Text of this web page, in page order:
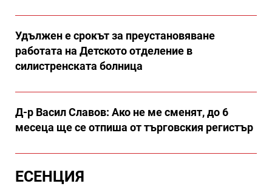
Удължен е срокът за преустановяване
работата на Детското отделение в
силистренската болница
Д-р Васил Славов: Ако не ме сменят, до 6
месеца ще се отпиша от търговския регистър
ЕСЕНЦИЯ